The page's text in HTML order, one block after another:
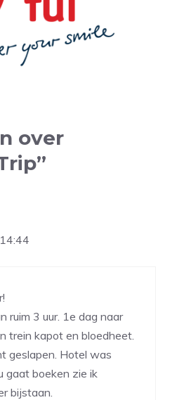
over
ruim 3 uur. 1e dag naar
trein kapot en bloedheet.
geslapen. Hotel was
gaat boeken zie ik
bijstaan.